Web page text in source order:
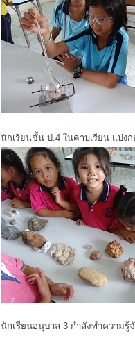
นักเรียนชั้น ป.4 ในคาบเรียน แบ่ง
นักเรียนอนุบาล 3 กำลังทำความ